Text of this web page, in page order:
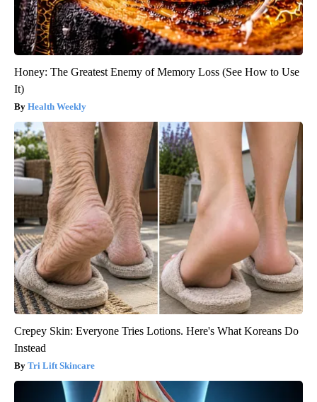
Honey: The Greatest Enemy of Memory Loss (See How to Use
It)
Health Weekly
Crepey Skin: Everyone Tries Lotions. Here's What Koreans Do
Instead
Tri Lift Skincare